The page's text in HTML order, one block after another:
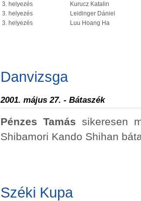
3. helyezés
Kurucz Katalin
3. helyezés
Leidinger Dániel
3. helyezés
Luu Hoang Ha
Danvizsga
2001. május 27. - Bátaszék
Pénzes Tamás sikeresen
Shibamori Kando Shihan
Széki Kupa